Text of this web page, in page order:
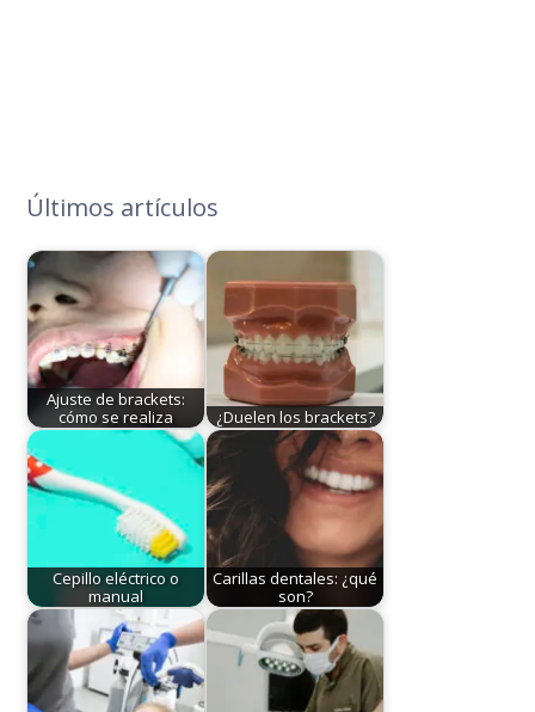
Últimos artículos
Ajuste de brackets:
cómo se realiza
¿Duelen los brackets?
Cepillo eléctrico o
manual
Carillas dentales: ¿qué
son?